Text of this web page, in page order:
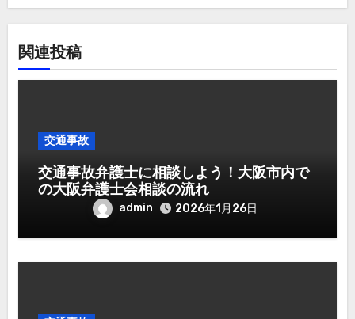
関連投稿
交通事故
交通事故弁護士に相談しよう！大阪市内で
の大阪弁護士会相談の流れ
admin 2026年1月26日